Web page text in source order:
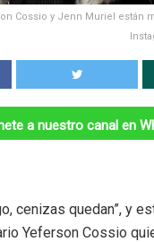
Cossio y Jenn Muriel están
a nuestro canal en
cenizas quedan”, y
Yeferson Cossio